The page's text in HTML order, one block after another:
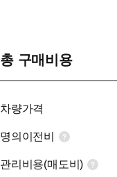
총 구매비용
차량가격
명의이전비
관리비용(매도비)